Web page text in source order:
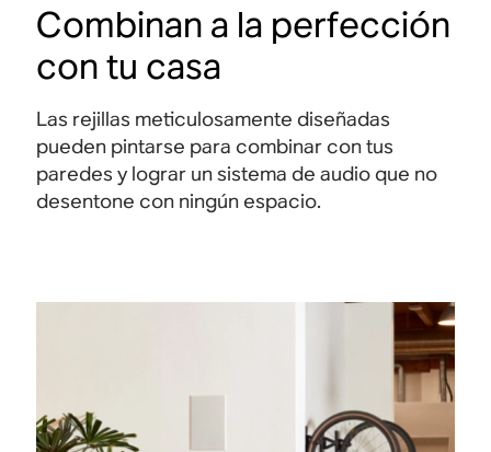
Combinan a la perfección
con tu casa
Las rejillas meticulosamente diseñadas
pueden pintarse para combinar con tus
paredes y lograr un sistema de audio que no
desentone con ningún espacio.